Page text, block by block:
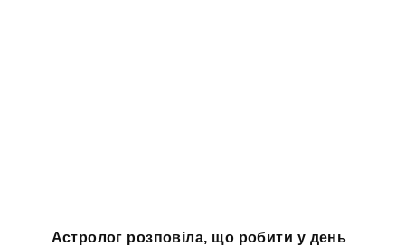
Астролог розповіла, що робити у день